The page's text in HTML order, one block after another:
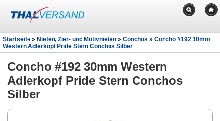
Startseite » Nieten, Zier- und Motivnieten » Conchos » Concho #192 30mm
Western Adlerkopf Pride Stern Conchos Silber
Concho #192 30mm Western
Adlerkopf Pride Stern Conchos
Silber